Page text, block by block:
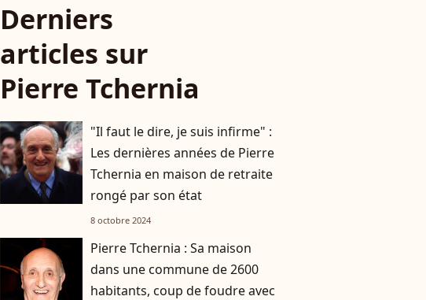
Derniers
articles sur
Pierre Tchernia
"Il faut le dire, je suis infirme" :
Les dernières années de Pierre
Tchernia en maison de retraite
rongé par son état
8 octobre 2024
Pierre Tchernia : Sa maison
dans une commune de 2600
habitants, coup de foudre avec